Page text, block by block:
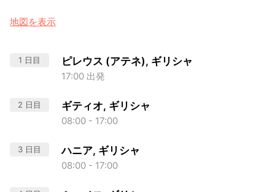
地図を表示
1 日目 ピレウス (アテネ), ギリシャ
17:00 出発
2 日目 ギティオ, ギリシャ
08:00 - 17:00
3 日目 ハニア, ギリシャ
08:00 - 17:00